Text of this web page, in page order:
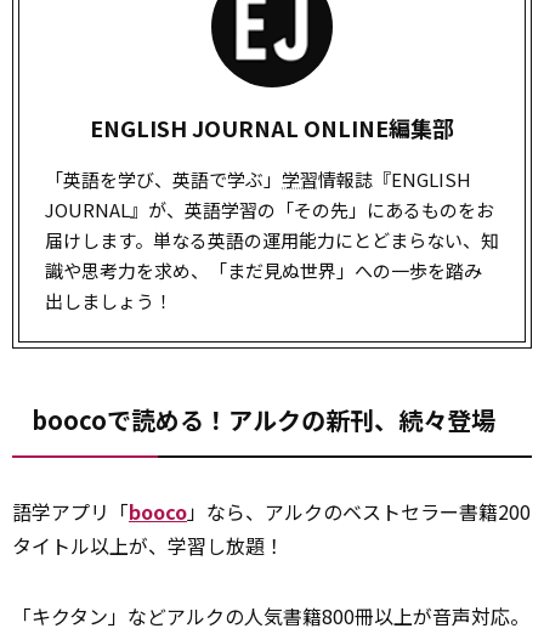
ENGLISH JOURNAL ONLINE編集部
「英語を学び、英語で学ぶ」 学習情報誌『ENGLISH
JOURNAL』が、英語学習の「その先」にあるものをお
届けします。単なる英語の運用能力にとどまらない、知
識や思考力を求め、「まだ見ぬ世界」への一歩を踏み
出しましょう！
boocoで読める！アルクの新刊、続々登場
語学アプリ「booco」なら、アルクのベストセラー書籍200
タイトル以上が、学習し放題！
「キクタン」などアルクの人気書籍800冊以上が音声対応。